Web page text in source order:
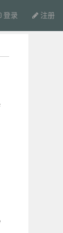
登录 注册